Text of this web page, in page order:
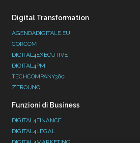
Digital Transformation
AGENDADIGITALE.EU
CORCOM
DIGITAL4EXECUTIVE
DIGITAL4PMI
TECHCOMPANY360
ZEROUNO
Funzioni di Business
DIGITAL4FINANCE
DIGITAL4LEGAL